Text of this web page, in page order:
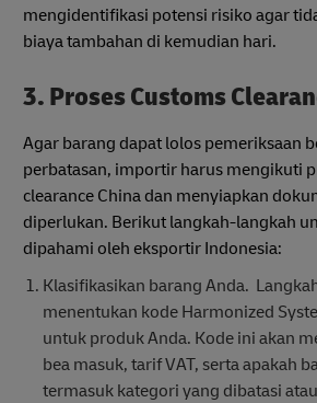
mengidentifikasi potensi risiko agar
biaya tambahan di kemudian hari.
3. Proses Customs
Agar barang dapat lolos pemeriksaan
perbatasan, importir harus mengikuti
clearance China dan menyiapkan
diperlukan. Berikut langkah-langkah
dipahami oleh eksportir Indonesia:
Klasifikasikan barang Anda.
menentukan kode Harmonized
untuk produk Anda. Kode ini akan
bea masuk, tarif VAT, serta apakah
termasuk kategori yang dibatasi